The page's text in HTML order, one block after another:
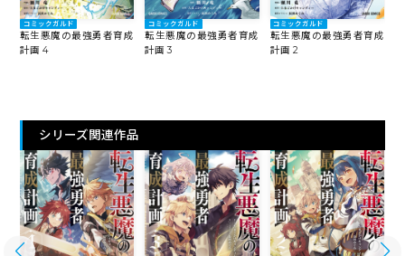
コミックガルド
転生悪魔の最強勇者育成
計画 4
コミックガルド
転生悪魔の最強勇者育成
計画 3
コミックガルド
転生悪魔の最強勇者育成
計画 2
シリーズ関連作品